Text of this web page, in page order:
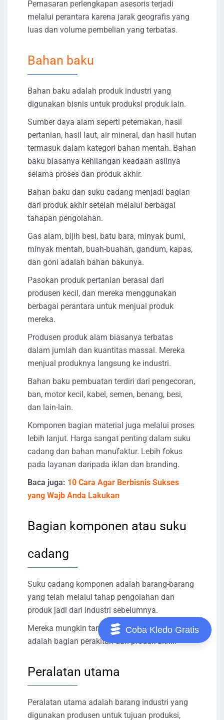
Pemasaran perlengkapan asesoris terjadi
melalui perantara karena jarak geografis yang
luas dan volume pembelian yang terbatas.
Bahan baku
Bahan baku adalah produk industri yang
digunakan bisnis untuk produksi produk lain.
Sumber daya alam seperti peternakan, hasil
pertanian, hasil laut, air mineral, dan hasil hutan
termasuk dalam kategori bahan mentah. Bahan
baku biasanya kehilangan keadaan aslinya
selama proses dan produk akhir.
Bahan baku dan suku cadang menjadi bagian
dari produk akhir setelah melalui berbagai
tahapan pengolahan.
Gas alam, bijih besi, batu bara, minyak bumi,
minyak mentah, buah-buahan, gandum, kapas,
dan goni adalah bahan bakunya.
Pasokan produk pertanian berasal dari
produsen kecil, dan mereka menggunakan
berbagai perantara untuk menjual produk
mereka.
Produsen produk alam biasanya terbatas
dalam jumlah dan kuantitas massal. Mereka
menjual produknya langsung ke industri.
Bahan baku pembuatan terdiri dari pengecoran,
ban, motor kecil, kabel, semen, benang, besi,
dan lain-lain.
Komponen bagian material juga melalui proses
lebih lanjut. Harga sangat penting dalam suku
cadang dan bahan manufaktur. Lebih fokus
pada layanan daripada iklan dan branding.
Baca juga: 10 Cara Agar Berbisnis Sukses
yang Wajb Anda Lakukan
Bagian komponen atau suku
cadang
Suku cadang komponen adalah barang-barang
yang telah melalui tahap pengolahan dan
produk jadi dari industri sebelumnya.
Mereka mungkin tampak biasa, tetapi mereka
adalah bagian perakitan dari produk akhir.
Peralatan utama
Peralatan utama adalah barang industri yang
digunakan produsen untuk tujuan produksi,
Coba Kledo Gratis